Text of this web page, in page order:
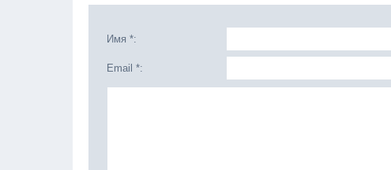
Имя *:
Email *: